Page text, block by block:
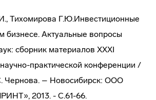
Тихомирова Г.Ю.Инвестиционные
бизнесе. Актуальные вопросы
сборник материалов XXXI
практической конференции /
Чернова. – Новосибирск: ООО
2013. - С.61-66.